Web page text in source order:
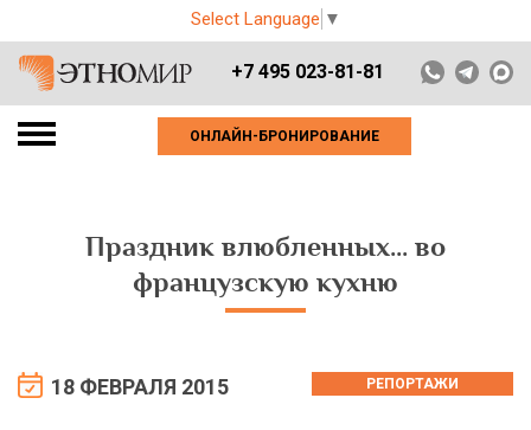
Select Language ▼
+7 495 023-81-81
ОНЛАЙН-БРОНИРОВАНИЕ
Праздник влюбленных... во
французскую кухню
18 ФЕВРАЛЯ 2015 РЕПОРТАЖИ